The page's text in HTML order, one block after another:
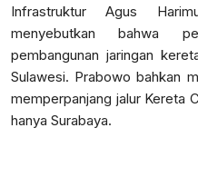
Infrastruktur Agus
menyebutkan bahwa
pembangunan jaringan
Sulawesi. Prabowo bahkan
memperpanjang jalur Kereta
hanya Surabaya.